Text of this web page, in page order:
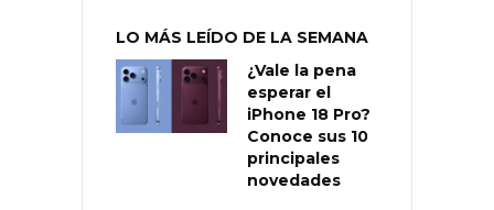
LO MÁS LEÍDO DE LA SEMANA
¿Vale la pena
esperar el
iPhone 18 Pro?
Conoce sus 10
principales
novedades